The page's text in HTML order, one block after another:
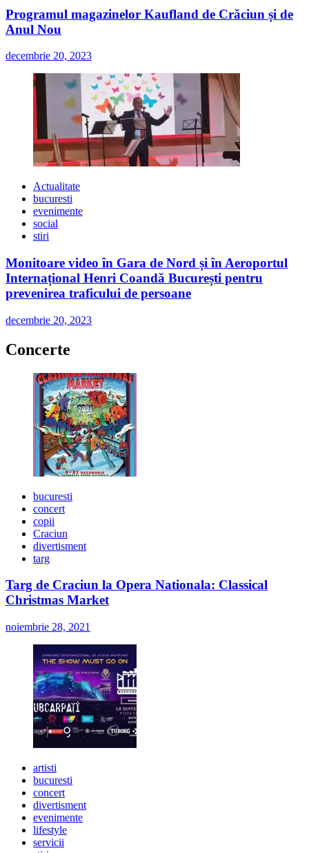
Programul magazinelor Kaufland de Crăciun și de
Anul Nou
decembrie 20, 2023
Actualitate
bucuresti
evenimente
social
stiri
Monitoare video în Gara de Nord și în Aeroportul
Internațional Henri Coandă București pentru
prevenirea traficului de persoane
decembrie 20, 2023
Concerte
bucuresti
concert
copii
Craciun
divertisment
targ
Targ de Craciun la Opera Nationala: Classical
Christmas Market
noiembrie 28, 2021
artisti
bucuresti
concert
divertisment
evenimente
lifestyle
servicii